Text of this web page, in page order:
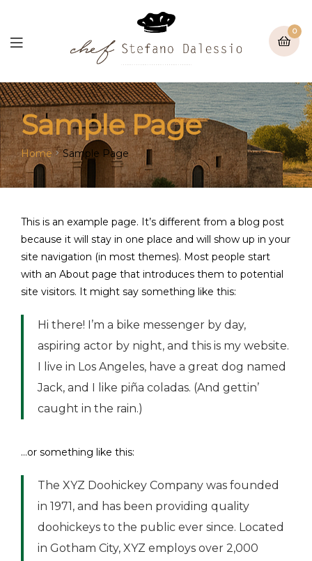
0
Sample Page
Home Sample Page
This is an example page. It’s different from a blog post
because it will stay in one place and will show up in your
site navigation (in most themes). Most people start
with an About page that introduces them to potential
site visitors. It might say something like this:
Hi there! I’m a bike messenger by day,
aspiring actor by night, and this is my website.
I live in Los Angeles, have a great dog named
Jack, and I like piña coladas. (And gettin’
caught in the rain.)
…or something like this:
The XYZ Doohickey Company was founded
in 1971, and has been providing quality
doohickeys to the public ever since. Located
in Gotham City, XYZ employs over 2,000